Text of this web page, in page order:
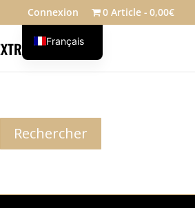
Connexion 0 Article 0,00€
Blog
Rechercher
Français
English